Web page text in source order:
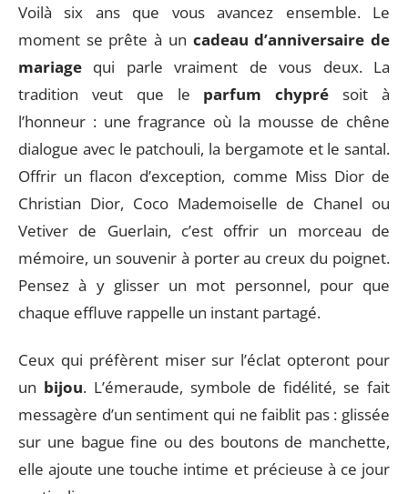
Voilà six ans que vous avancez ensemble. Le
moment se prête à un cadeau d’anniversaire de
mariage qui parle vraiment de vous deux. La
tradition veut que le parfum chypré soit à
l’honneur : une fragrance où la mousse de chêne
dialogue avec le patchouli, la bergamote et le santal.
Offrir un flacon d’exception, comme Miss Dior de
Christian Dior, Coco Mademoiselle de Chanel ou
Vetiver de Guerlain, c’est offrir un morceau de
mémoire, un souvenir à porter au creux du poignet.
Pensez à y glisser un mot personnel, pour que
chaque effluve rappelle un instant partagé.
Ceux qui préfèrent miser sur l’éclat opteront pour
un bijou. L’émeraude, symbole de fidélité, se fait
messagère d’un sentiment qui ne faiblit pas : glissée
sur une bague fine ou des boutons de manchette,
elle ajoute une touche intime et précieuse à ce jour